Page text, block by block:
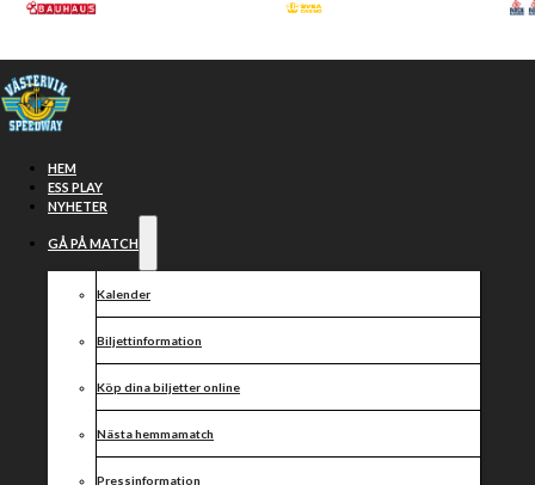
Hoppa till huvudinnehåll
HEM
ESS PLAY
NYHETER
GÅ PÅ MATCH
Kalender
Biljettinformation
Köp dina biljetter online
Nästa hemmamatch
Pressinformation
PIRATERNA